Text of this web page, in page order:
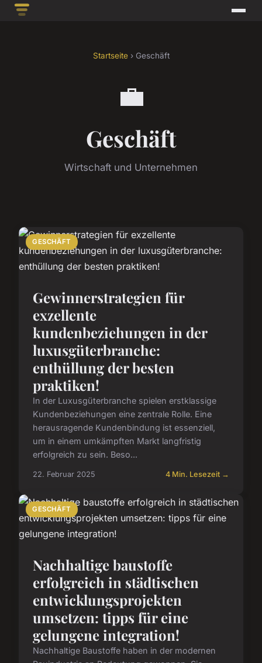
Startseite› Geschäft
💼
Geschäft
Wirtschaft und Unternehmen
GESCHÄFT
Gewinnerstrategien für
exzellente
kundenbeziehungen in der
luxusgüterbranche:
enthüllung der besten
praktiken!
In der Luxusgüterbranche spielen erstklassige
Kundenbeziehungen eine zentrale Rolle. Eine
herausragende Kundenbindung ist essenziell,
um in einem umkämpften Markt langfristig
erfolgreich zu sein. Beso...
22. Februar 2025 4 Min. Lesezeit →
GESCHÄFT
Nachhaltige baustoffe
erfolgreich in städtischen
entwicklungsprojekten
umsetzen: tipps für eine
gelungene integration!
Nachhaltige Baustoffe haben in der modernen